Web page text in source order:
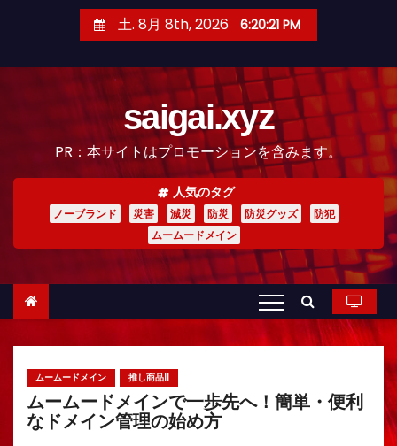
土. 8月 8th, 2026 6:20:22 PM
saigai.xyz
PR：本サイトはプロモーションを含みます。
人気のタグ
ノーブランド 災害 減災 防災 防災グッズ
防犯
ムームードメイン
ムームードメイン 推し商品II
ムームードメインで一歩先へ！簡単・便利
なドメイン管理の始め方